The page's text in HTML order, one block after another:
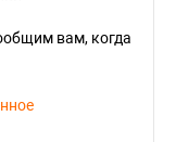
вам, когда